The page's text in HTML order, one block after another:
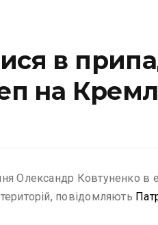
в
на
Олександр Ковтуненко в
повідомляють